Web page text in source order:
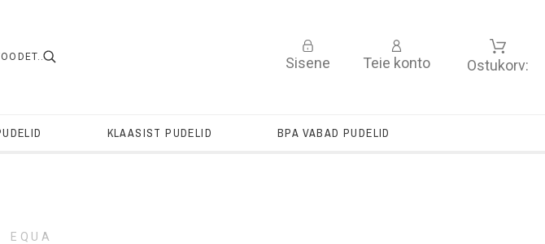
Sisene Teie konto Ostukorv:
KLAASIST PUDELID BPA VABAD PUDELID
EQUA